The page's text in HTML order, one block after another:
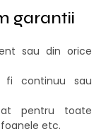
garantii
sau din orice
fi continuu sau
pentru toate
etc.